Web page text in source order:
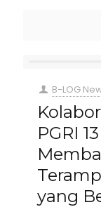
B-LOG
PGRI
yang